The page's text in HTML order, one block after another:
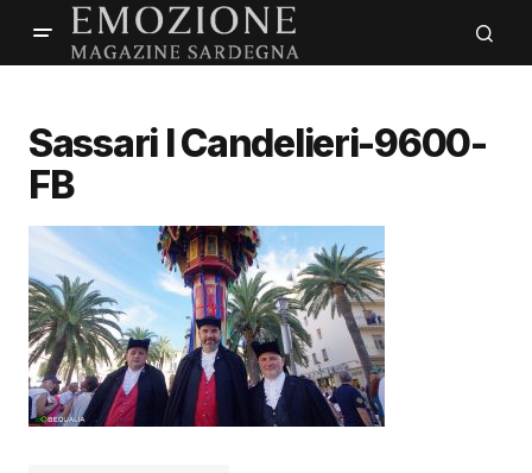
Sassari I Candelieri-9600-
FB